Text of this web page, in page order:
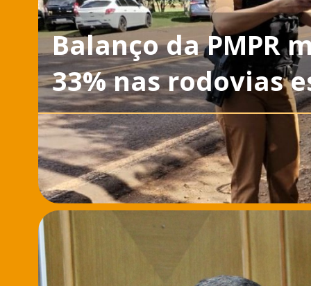
Balanço da PMPR
33% nas rodovias